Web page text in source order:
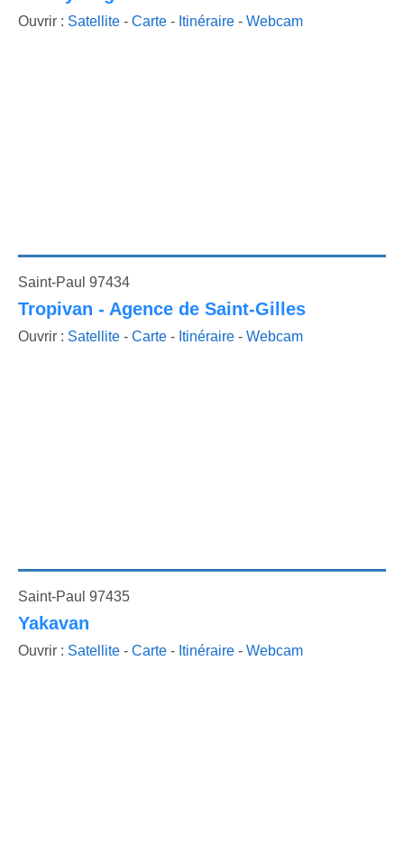
Ouvrir : Satellite - Carte - Itinéraire - Webcam
Saint-Paul 97434
Tropivan - Agence de Saint-Gilles
Ouvrir : Satellite - Carte - Itinéraire - Webcam
Saint-Paul 97435
Yakavan
Ouvrir : Satellite - Carte - Itinéraire - Webcam